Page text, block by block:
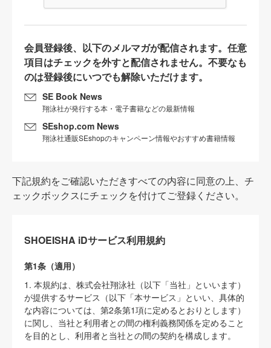
会員登録後、以下のメルマガが配信されます。任意
項目はチェックを外すと配信されません。不要なも
のは登録後にいつでも解除いただけます。
SE Book News
翔泳社が発行する本・電子書籍などの最新情報
SEshop.com News
翔泳社通販SEshopのキャンペーン情報やおすすめ書籍情報
下記規約をご確認いただきすべての内容に同意の上、チ
ェックボックスにチェックを付けてご登録ください。
SHOEISHA iDサービス利用規約
第1条（適用）
1. 本規約は、株式会社翔泳社（以下「当社」といいます）
が提供するサービス（以下「本サービス」といい、具体的
な内容については、第2条第1項に定めるとおりとします）
に関し、当社と利用者との間の権利義務関係を定めること
を目的とし、利用者と当社との間の契約を構成します。